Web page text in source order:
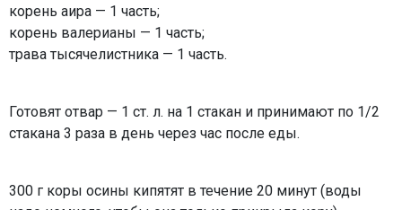
корень аира — 1 часть;
корень валерианы — 1 часть;
трава тысячелистника — 1 часть.
Готовят отвар — 1 ст. л. на 1 стакан и принимают по 1/2
стакана 3 раза в день через час после еды.
300 г коры осины кипятят в течение 20 минут (воды